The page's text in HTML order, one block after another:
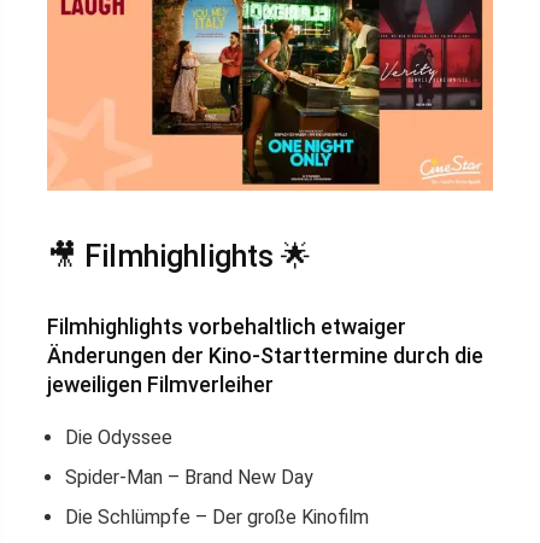
🎥 Filmhighlights 🌟
Filmhighlights vorbehaltlich etwaiger
Änderungen der Kino-Starttermine durch die
jeweiligen Filmverleiher
Die Odyssee
Spider-Man – Brand New Day
Die Schlümpfe – Der große Kinofilm